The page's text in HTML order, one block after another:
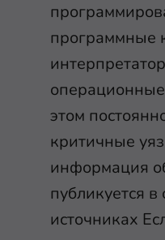
программные
этом
критичные
информация
публикуется
источниках